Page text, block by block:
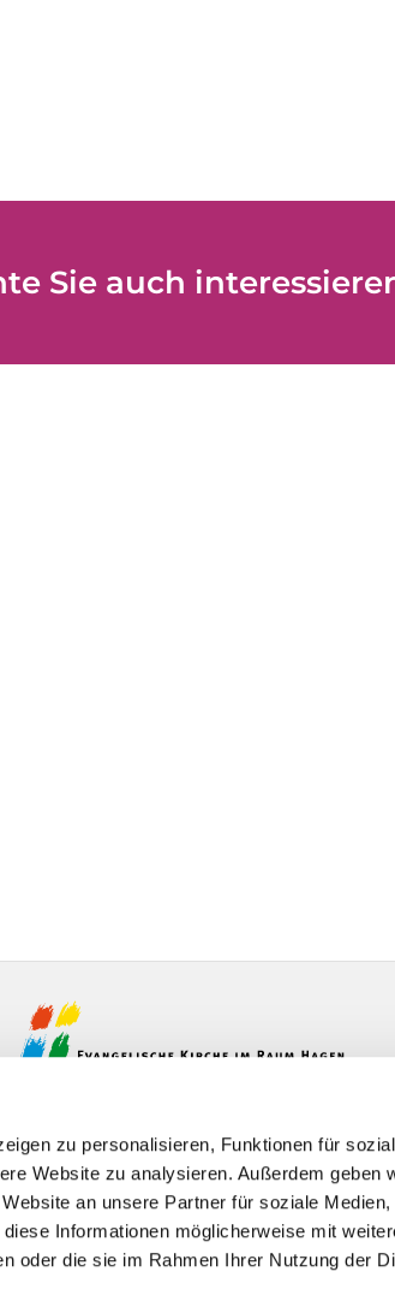
zu personalisieren, Funktionen für
Website zu analysieren. Außerdem geben
an unsere Partner für soziale Medien,
Informationen möglicherweise mit
oder die sie im Rahmen Ihrer Nutzung der
Sie auch